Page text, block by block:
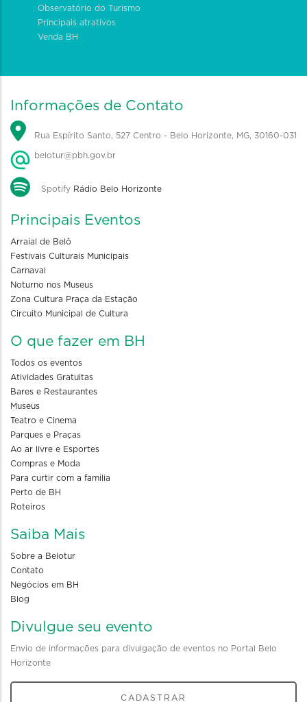
Observatório do Turismo
Principais atrativos
Venda BH
Informações de Contato
Rua Espírito Santo, 527 Centro - Belo Horizonte, MG, 30160-031
belotur@pbh.gov.br
Spotify Rádio Belo Horizonte
Principais Eventos
Arraial de Belô
Festivais Culturais Municipais
Carnaval
Noturno nos Museus
Zona Cultura Praça da Estação
Circuito Municipal de Cultura
O que fazer em BH
Todos os eventos
Atividades Gratuitas
Bares e Restaurantes
Museus
Teatro e Cinema
Parques e Praças
Ao ar livre e Esportes
Compras e Moda
Para curtir com a familia
Perto de BH
Roteiros
Saiba Mais
Sobre a Belotur
Contato
Negócios em BH
Blog
Divulgue seu evento
Envio de informações para divulgação de eventos no Portal Belo
Horizonte
CADASTRAR